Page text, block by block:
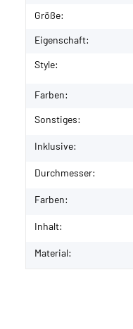
Größe:
Eigenschaft:
Style:
Farben:
Sonstiges:
Inklusive:
Durchmesser:
Farben:
Inhalt:
Material: